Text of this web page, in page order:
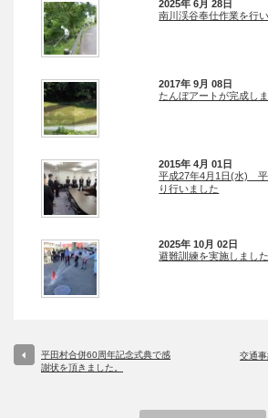
2025年 6月 28日
南川渓谷奉仕作業を行
2017年 9月 08日
たんぼアートが完成しま
2015年 4月 01日
平成27年4月1日(水) 平
り行いました
2025年 10月 02日
避難訓練を実施しました
平田村合併60周年記念式典で感
謝状を頂きました。
交通